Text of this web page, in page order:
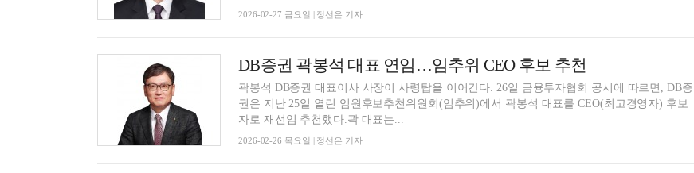
2026-02-27 금요일 | 정선은 기자
DB증권 곽봉석 대표 연임…임추위 CEO 후보 추천
곽봉석 DB증권 대표이사 사장이 사령탑을 이어간다. 26일 금융투자협회 공시에 따르면, DB증
권은 지난 25일 열린 임원후보추천위원회(임추위)에서 곽봉석 대표를 CEO(최고경영자) 후보
자로 재선임 추천했다.곽 대표는...
2026-02-26 목요일 | 정선은 기자